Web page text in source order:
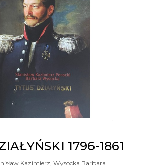
1796-1861
Kazimierz, Wysocka Barbara